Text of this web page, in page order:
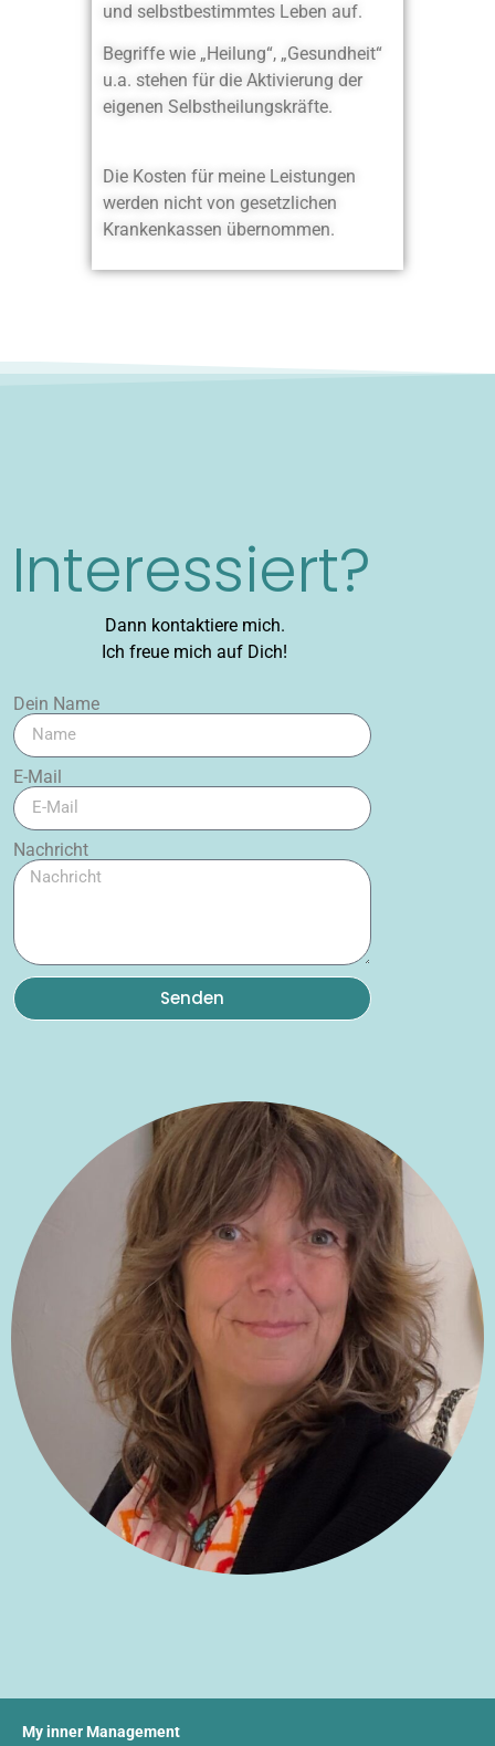
und selbstbestimmtes Leben auf.
Begriffe wie „Heilung“, „Gesundheit“
u.a. stehen für die Aktivierung der
eigenen Selbstheilungskräfte.
Die Kosten für meine Leistungen
werden nicht von gesetzlichen
Krankenkassen übernommen.
Interessiert?
Dann kontaktiere mich.
Ich freue mich auf Dich!
Dein Name
E-Mail
Nachricht
Senden
My inner Management